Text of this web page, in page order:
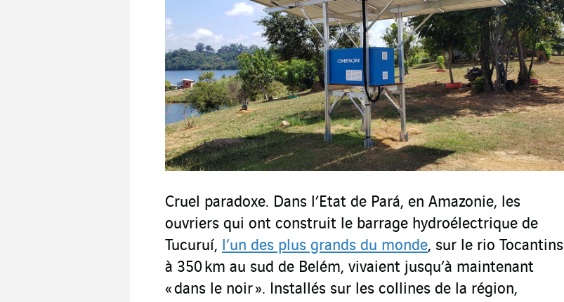
Cruel paradoxe. Dans l’Etat de Pará, en Amazonie, les
ouvriers qui ont construit le barrage hydroélectrique de
Tucuruí, l’un des plus grands du monde, sur le rio Tocantins
à 350 km au sud de Belém, vivaient jusqu’à maintenant
« dans le noir ». Installés sur les collines de la région,